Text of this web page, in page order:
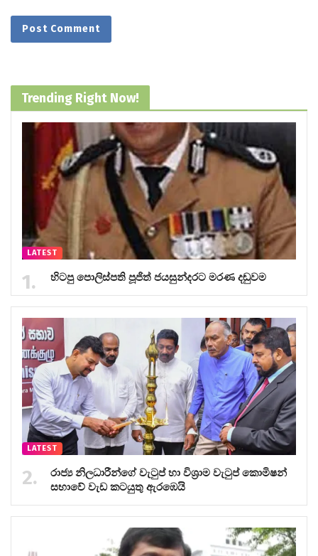
Trending Right Now!
LATEST
හිටපු පොලිස්පති පූජිත් ජයසුන්දරට මරණ දඬුවම
LATEST
රාජ්‍ය නිලධාරීන්ගේ වැටුප් හා විශ්‍රාම වැටුප් කොමිෂන්
සභාවේ වැඩ කටයුතු ඇරඹෙයි